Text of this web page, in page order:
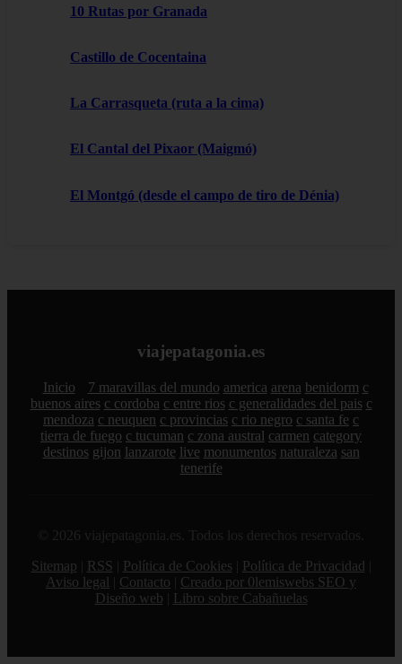
10 Rutas por Granada
Castillo de Cocentaina
La Carrasqueta (ruta a la cima)
El Cantal del Pixaor (Maigmó)
El Montgó (desde el campo de tiro de Dénia)
viajepatagonia.es
Inicio 7 maravillas del mundo america arena benidorm c
buenos aires c cordoba c entre rios c generalidades del pais c
mendoza c neuquen c provincias c rio negro c santa fe c
tierra de fuego c tucuman c zona austral carmen category
destinos gijon lanzarote live monumentos naturaleza san
tenerife
© 2026 viajepatagonia.es. Todos los derechos reservados.
Sitemap
RSS Política de Cookies Política de Privacidad
Aviso legal
Contacto
Creado por 0lemiswebs SEO y
Diseño web
Libro sobre Cabañuelas